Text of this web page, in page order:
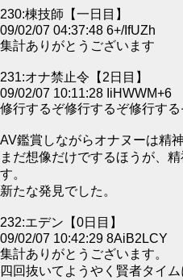
230:棟技師【一日目】
09/02/07 04:37:48 6+/IfUZh
集計ありがとうございます
231:オナ禁止令【2日目】
09/02/07 10:11:28 IiHWWM+6
修行するぞ修行するぞ修行する
AV鑑賞しながらオナヌーは精
まだ想像だけでするほうが、
す。
新たな発見でした。
232:エデン【0日目】
09/02/07 10:42:29 8AiB2LCY
集計ありがとうございます。
四回抜いてようやく賢者タイム